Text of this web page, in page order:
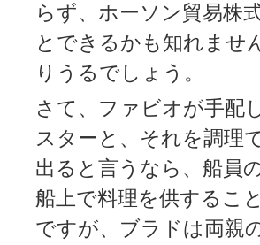
らず、ホーソン貿易株
とできるかも知れませ
りうるでしょう。
さて、ファビオが手配
スターと、それを調理
出ると言うなら、船員
船上で料理を供するこ
ですが、ブラドは両親